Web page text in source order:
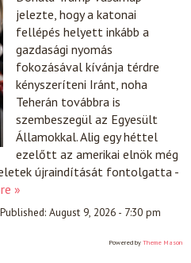
jelezte, hogy a katonai
fellépés helyett inkább a
gazdasági nyomás
fokozásával kívánja térdre
kényszeríteni Iránt, noha
Teherán továbbra is
szembeszegül az Egyesült
Államokkal. Alig egy héttel
ezelőtt az amerikai elnök még
újraindítását fontolgatta -
»
Published:August 9, 2026 - 7:30 pm
Powered by Theme Mason